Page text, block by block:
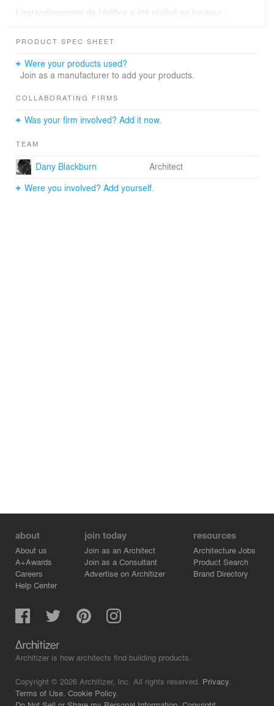
L’agrandissement de l’édifice a été réalisé en hauteur :
totalité de la parcelle. Le système d’enveloppe et de
rapidement le projet et de rencontrer les courts délais de
l’échéancier. De par son caractère neuf et
fenestration généreuse pour la partie commerciale, ce
urbaine et d’offrir une visibilité et une transparence
PRODUCT SPEC SHEET
Were your products used?
Join as a manufacturer to add your products.
COLLABORATING FIRMS
Was your firm involved? Add it now.
TEAM
Dany Blackburn
Architect
Were you involved? Add yourself.
about
About us
A+Awards
Careers
Help Center
join today
Join as an Architect
Join as a Consultant
Advertise on Architizer
resources
Architecture Jobs
Product Search
Brand Directory
Architizer is how architects find building products.
Copyright © 2026 Architizer, Inc. All rights reserved. Privacy.
Terms of Use. Cookie Policy.